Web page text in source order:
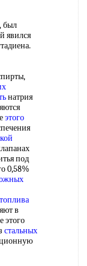
был
явился
натрия
этого
под
0,58%
в
этого
стальных